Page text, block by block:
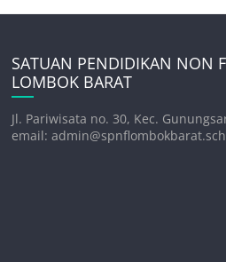
SATUAN PENDIDIKAN NON
LOMBOK BARAT
Jl. Pariwisata no. 30, Kec.
email: